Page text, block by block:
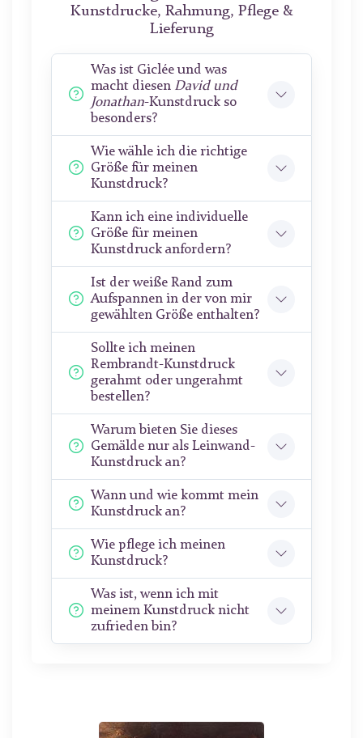
Kunstdrucke, Rahmung, Pflege &
Lieferung
Was ist Giclée und was
macht diesen David und
Jonathan-Kunstdruck so
besonders?
Wie wähle ich die richtige
Größe für meinen
Kunstdruck?
Kann ich eine individuelle
Größe für meinen
Kunstdruck anfordern?
Ist der weiße Rand zum
Aufspannen in der von mir
gewählten Größe enthalten?
Sollte ich meinen
Rembrandt-Kunstdruck
gerahmt oder ungerahmt
bestellen?
Warum bieten Sie dieses
Gemälde nur als Leinwand-
Kunstdruck an?
Wann und wie kommt mein
Kunstdruck an?
Wie pflege ich meinen
Kunstdruck?
Was ist, wenn ich mit
meinem Kunstdruck nicht
zufrieden bin?